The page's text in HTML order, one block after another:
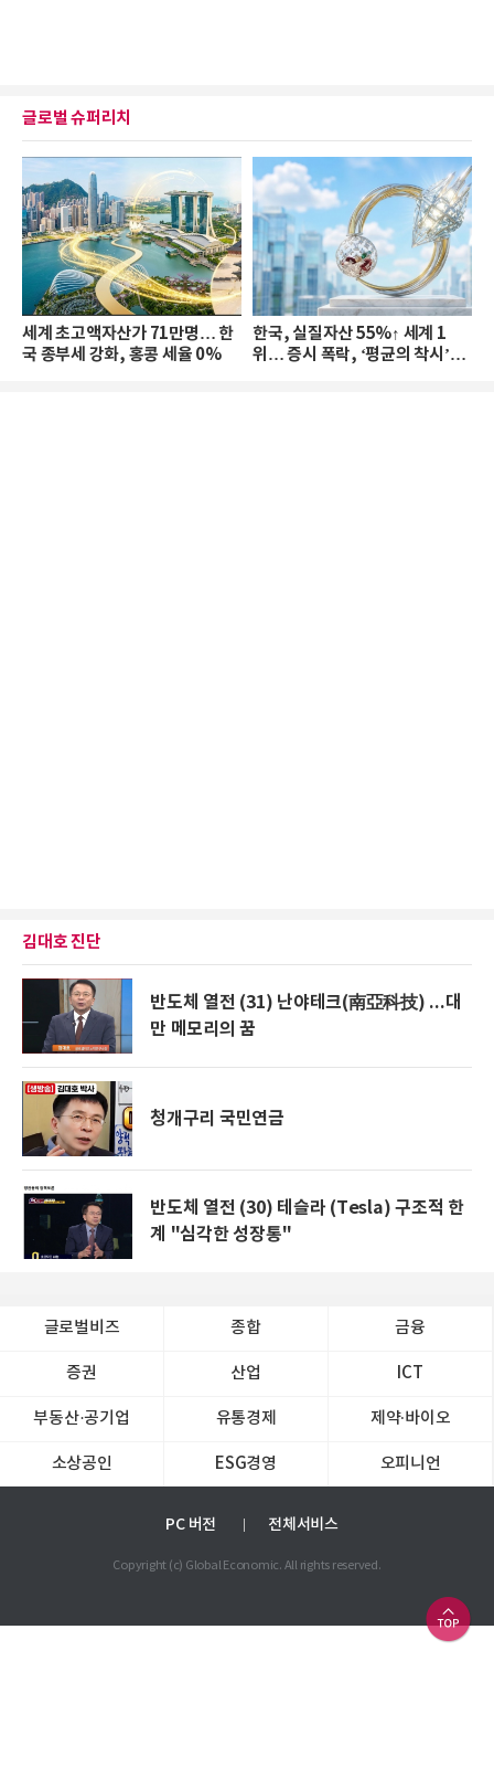
글로벌 슈퍼리치
세계 초고액자산가 71만명… 한
국 종부세 강화, 홍콩 세율 0%
한국, 실질자산 55%↑ 세계 1
위… 증시 폭락, ‘평균의 착시’와
김대호 진단
반도체 열전 (31) 난야테크(南亞科技) ...대
만 메모리의 꿈
청개구리 국민연금
반도체 열전 (30) 테슬라 (Tesla) 구조적 한
계 "심각한 성장통"
글로벌비즈 종합 금융
증권 산업 ICT
부동산·공기업 유통경제 제약∙바이오
소상공인 ESG경영 오피니언
PC 버전 전체서비스
Copyright (c) Global Economic. All rights reserved.